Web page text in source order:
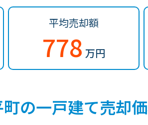
平均売却額
778 万円
の一戸建て売却